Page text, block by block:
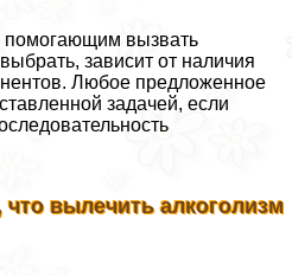
помогающим вызвать
зависит от наличия
Любое предложенное
задачей, если
вылечить алкоголизм